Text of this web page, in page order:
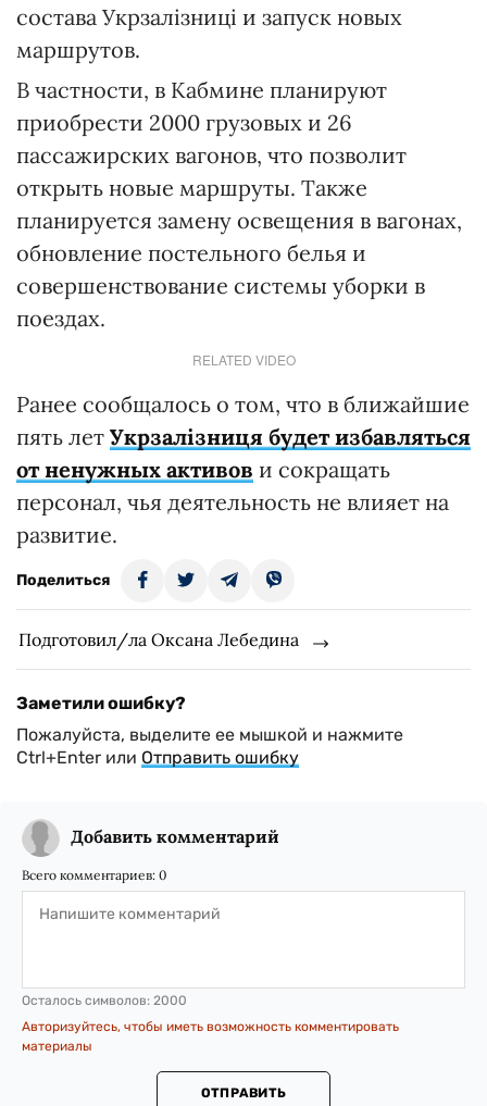
состава Укрзалізниці и запуск новых
маршрутов.
В частности, в Кабмине планируют
приобрести 2000 грузовых и 26
пассажирских вагонов, что позволит
открыть новые маршруты. Также
планируется замену освещения в вагонах,
обновление постельного белья и
совершенствование системы уборки в
поездах.
RELATED VIDEO
Ранее сообщалось о том, что в ближайшие
пять лет Укрзалізниця будет избавляться
от ненужных активов и сокращать
персонал, чья деятельность не влияет на
развитие.
Поделиться
Подготовил/ла Оксана Лебедина
Заметили ошибку?
Пожалуйста, выделите ее мышкой и нажмите
Ctrl+Enter или Отправить ошибку
Добавить комментарий
Всего комментариев: 0
Осталось символов: 2000
Авторизуйтесь, чтобы иметь возможность комментировать
материалы
ОТПРАВИТЬ